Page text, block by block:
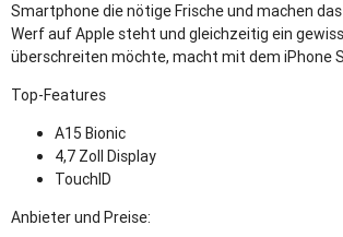
Smartphone die nötige Frische und machen
Werf auf Apple steht und gleichzeitig ein
überschreiten möchte, macht mit dem iPhone
Top-Features
A15 Bionic
4,7 Zoll Display
TouchID
Anbieter und Preise: